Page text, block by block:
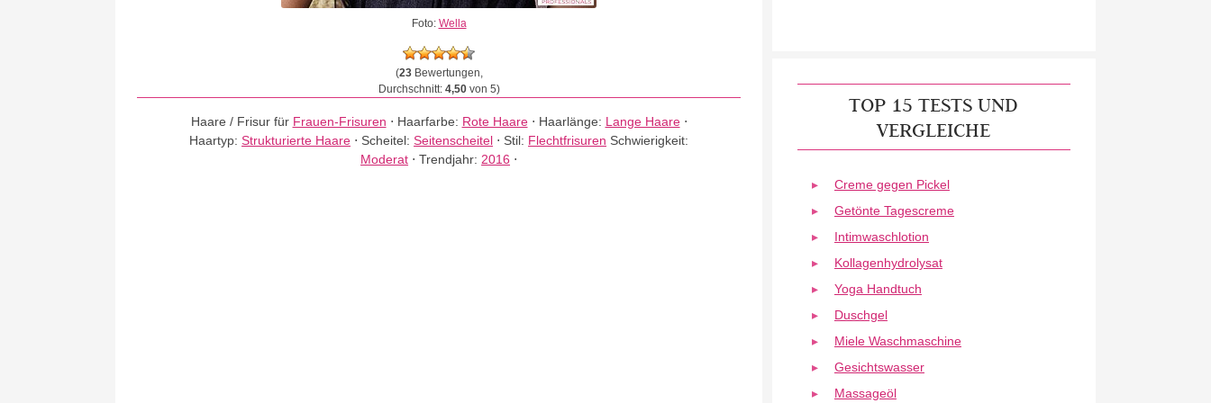
Foto: Wella
(23Bewertungen,
Durchschnitt: 4,50von 5)
Haare / Frisur für Frauen-Frisuren ⋅ Haarfarbe: Rote Haare⋅ Haarlänge: Lange Haare⋅
Haartyp:Strukturierte Haare ⋅ Scheitel:Seitenscheitel ⋅ Stil: Flechtfrisuren Schwierigkeit:
Moderat ⋅Trendjahr: 2016 ⋅
TOP 15 TESTS UND
VERGLEICHE
Creme gegen Pickel
Getönte Tagescreme
Intimwaschlotion
Kollagenhydrolysat
Yoga Handtuch
Duschgel
Miele Waschmaschine
Gesichtswasser
Massageöl